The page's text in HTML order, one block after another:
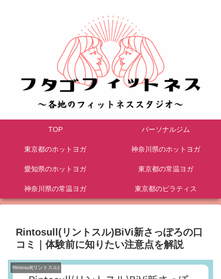
TOP パーソナルジム
東京都のホットヨガ 神奈川県のホットヨガ
愛知県のホットヨガ 東京都の常温ヨガ
神奈川県の常温ヨガ 東京都のピラティス
Rintosull(リントスル)BiVi新さっぽろの口
コミ｜体験前に知りたい注意点を解説
Rintosull(リントスル)